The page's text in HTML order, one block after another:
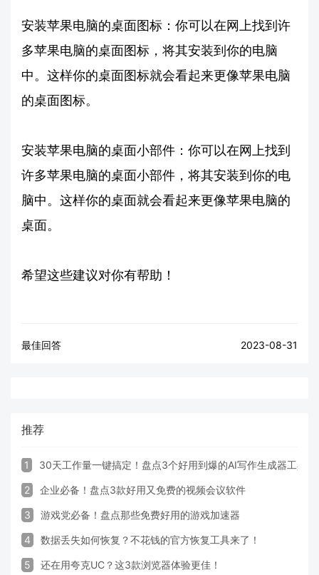
安装苹果电脑的桌面图标：你可以在网上找到许
多苹果电脑的桌面图标，将其安装到你的电脑
中。这样你的桌面图标就会看起来更像苹果电脑
的桌面图标。
安装苹果电脑的桌面小部件：你可以在网上找到
许多苹果电脑的桌面小部件，将其安装到你的电
脑中。这样你的桌面就会看起来更像苹果电脑的
桌面。
希望这些建议对你有帮助！
最佳回答 2023-08-31
推荐
1 30天工作量一键搞定！盘点3个好用到爆的AI写作生成器工具
2 企业必备！盘点3款好用又免费的视频会议软件
3 游戏党必备！盘点那些免费好用的游戏加速器
4 数据丢失如何恢复？不花钱的官方恢复工具来了！
5 还在用夸克UC？这3款浏览器体验更佳！